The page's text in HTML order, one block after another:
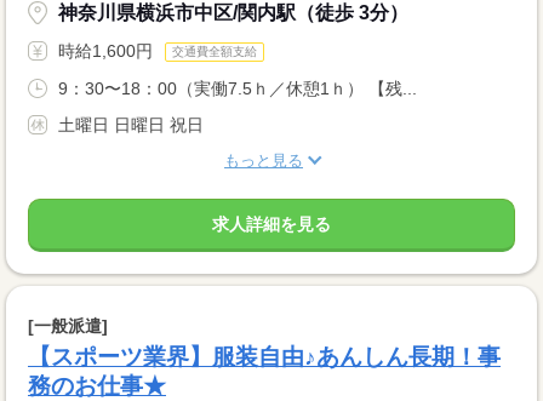
神奈川県横浜市中区/関内駅（徒歩 3分）
時給1,600円 交通費全額支給
9：30〜18：00（実働7.5ｈ／休憩1ｈ） 【残...
土曜日 日曜日 祝日
もっと見る
求人詳細を見る
[一般派遣]
【スポーツ業界】服装自由♪あんしん長期！事
務のお仕事★